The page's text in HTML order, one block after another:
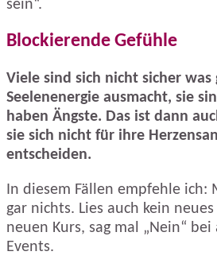
sein“.
Blockierende Gefühle
Viele sind sich nicht sicher was
Seelenenergie ausmacht, sie
haben Ängste. Das ist dann
sie sich nicht für ihre
entscheiden.
In diesem Fällen empfehle ich:
gar nichts. Lies auch kein
neuen Kurs, sag mal „Nein“
Events.